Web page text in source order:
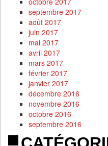
septembre 2017
août 2017
juin 2017
mai 2017
avril 2017
mars 2017
février 2017
janvier 2017
décembre 2016
novembre 2016
octobre 2016
septembre 2016